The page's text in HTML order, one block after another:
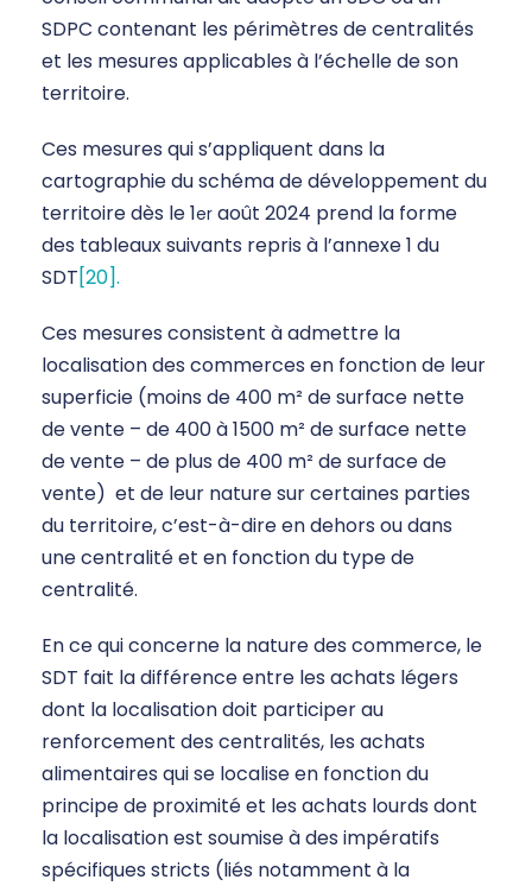
SDPC contenant les périmètres de centralités
et les mesures applicables à l’échelle de son
territoire.
Ces mesures qui s’appliquent dans la
cartographie du schéma de développement du
territoire dès le 1er août 2024 prend la forme
des tableaux suivants repris à l’annexe 1 du
SDT[20].
Ces mesures consistent à admettre la
localisation des commerces en fonction de leur
superficie (moins de 400 m² de surface nette
de vente – de 400 à 1500 m² de surface nette
de vente – de plus de 400 m² de surface de
vente) et de leur nature sur certaines parties
du territoire, c’est-à-dire en dehors ou dans
une centralité et en fonction du type de
centralité.
En ce qui concerne la nature des commerce, le
SDT fait la différence entre les achats légers
dont la localisation doit participer au
renforcement des centralités, les achats
alimentaires qui se localise en fonction du
principe de proximité et les achats lourds dont
la localisation est soumise à des impératifs
spécifiques stricts (liés notamment à la